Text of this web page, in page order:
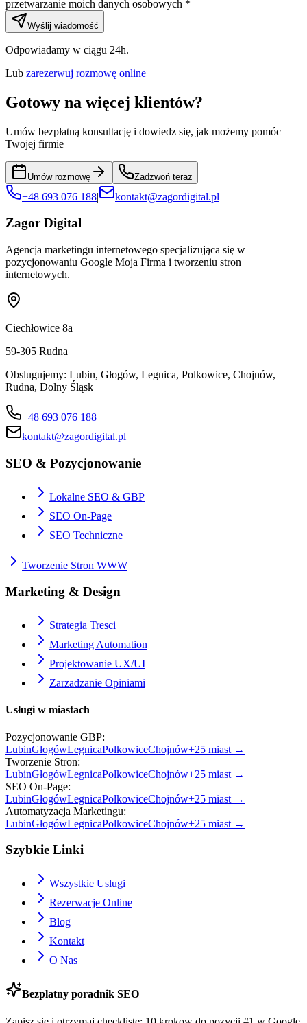
przetwarzanie moich danych osobowych *
Wyślij wiadomość
Odpowiadamy w ciągu 24h.
Lub zarezerwuj rozmowę online
Gotowy na więcej klientów?
Umów bezpłatną konsultację i dowiedz się, jak możemy pomóc
Twojej firmie
Umów rozmowę Zadzwoń teraz
+48 693 076 188| kontakt@zagordigital.pl
Zagor Digital
Agencja marketingu internetowego specjalizująca się w
pozycjonowaniu Google Moja Firma i tworzeniu stron
internetowych.
Ciechłowice 8a
59-305 Rudna
Obslugujemy: Lubin, Głogów, Legnica, Polkowice, Chojnów,
Rudna, Dolny Śląsk
+48 693 076 188
kontakt@zagordigital.pl
SEO & Pozycjonowanie
Lokalne SEO & GBP
SEO On-Page
SEO Techniczne
Tworzenie Stron WWW
Marketing & Design
Strategia Tresci
Marketing Automation
Projektowanie UX/UI
Zarzadzanie Opiniami
Usługi w miastach
Pozycjonowanie GBP:
LubinGłogówLegnicaPolkowiceChojnów+25 miast →
Tworzenie Stron:
LubinGłogówLegnicaPolkowiceChojnów+25 miast →
SEO On-Page:
LubinGłogówLegnicaPolkowiceChojnów+25 miast →
Automatyzacja Marketingu:
LubinGłogówLegnicaPolkowiceChojnów+25 miast →
Szybkie Linki
Wszystkie Uslugi
Rezerwacje Online
Blog
Kontakt
O Nas
Bezplatny poradnik SEO